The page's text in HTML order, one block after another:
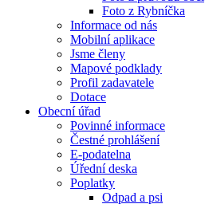
Foto z Rybníčka
Informace od nás
Mobilní aplikace
Jsme členy
Mapové podklady
Profil zadavatele
Dotace
Obecní úřad
Povinné informace
Čestné prohlášení
E-podatelna
Úřední deska
Poplatky
Odpad a psi